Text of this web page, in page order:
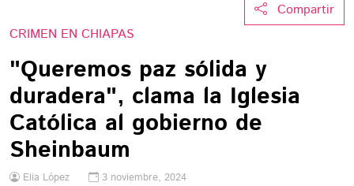
Compartir
CRIMEN EN CHIAPAS
"Queremos paz sólida y
duradera", clama la Iglesia
Católica al gobierno de
Sheinbaum
Elia López 3 noviembre, 2024